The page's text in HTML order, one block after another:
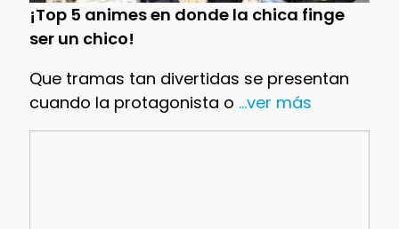
¡Top 5 animes en donde la chica finge
ser un chico!
Que tramas tan divertidas se presentan
cuando la protagonista o ...ver más